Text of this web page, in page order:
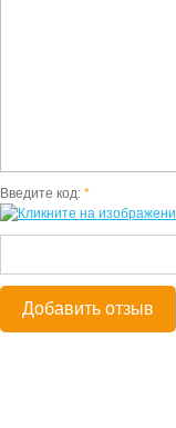
Введите код: *
Добавить отзыв